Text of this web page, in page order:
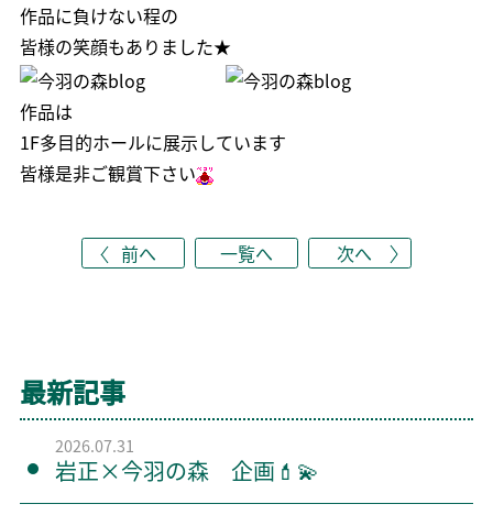
作品に負けない程の
皆様の笑顔もありました★
作品は
1F多目的ホールに展示しています
皆様是非ご観賞下さい
前へ 一覧へ 次へ
最新記事
2026.07.31
岩正×今羽の森 企画💄💫